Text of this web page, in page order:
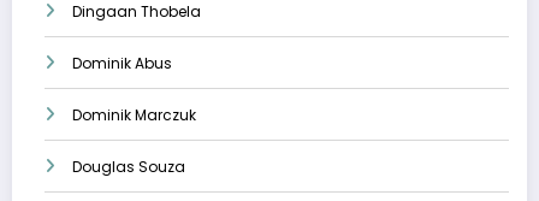
Dingaan Thobela
Dominik Abus
Dominik Marczuk
Douglas Souza